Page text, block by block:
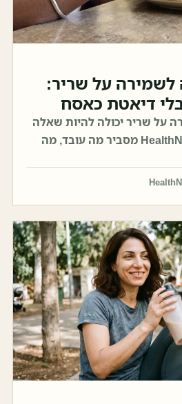
לשמירה על שריר:
דיאטת כאסח
על שריר יכולה להיות שאלה
מבלבלת. מדריך HealthNews מסביר מה עובד, מה